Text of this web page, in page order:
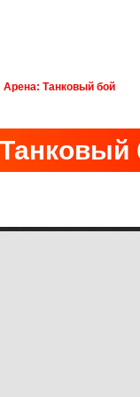
Арена: Танковый бой